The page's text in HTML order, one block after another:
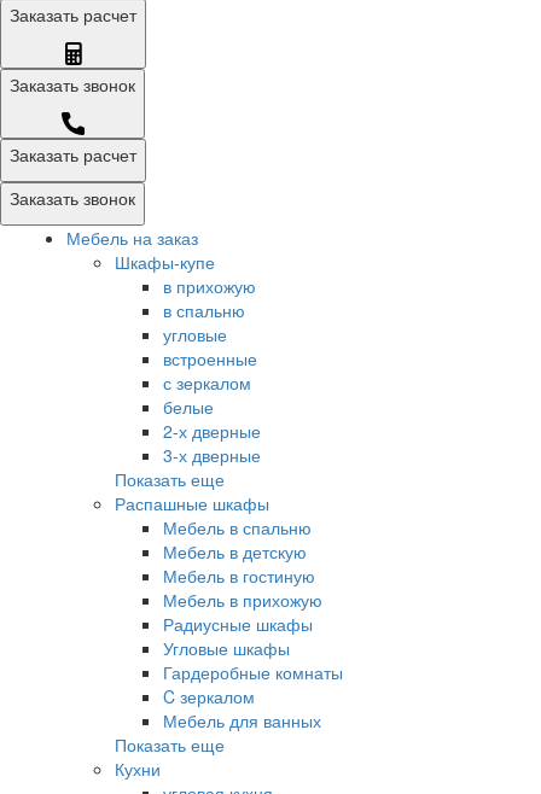
Заказать расчет
Заказать звонок
Заказать расчет
Заказать звонок
Мебель на заказ
Шкафы-купе
в прихожую
в спальню
угловые
встроенные
с зеркалом
белые
2-х дверные
3-х дверные
Показать еще
Распашные шкафы
Мебель в спальню
Мебель в детскую
Мебель в гостиную
Мебель в прихожую
Радиусные шкафы
Угловые шкафы
Гардеробные комнаты
C зеркалом
Мебель для ванных
Показать еще
Кухни